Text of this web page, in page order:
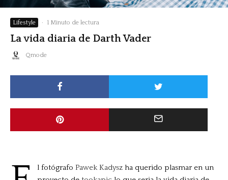
Lifestyle · 1 Minuto de lectura
La vida diaria de Darth Vader
Qmode
l fotógrafo Pawek Kadysz ha querido plasmar en un